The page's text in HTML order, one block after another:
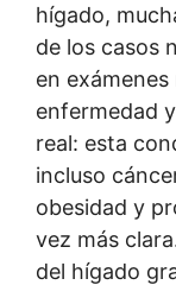
hígado,
de los casos
en
enfermedad
real: esta
incluso
obesidad y
vez más
del hígado